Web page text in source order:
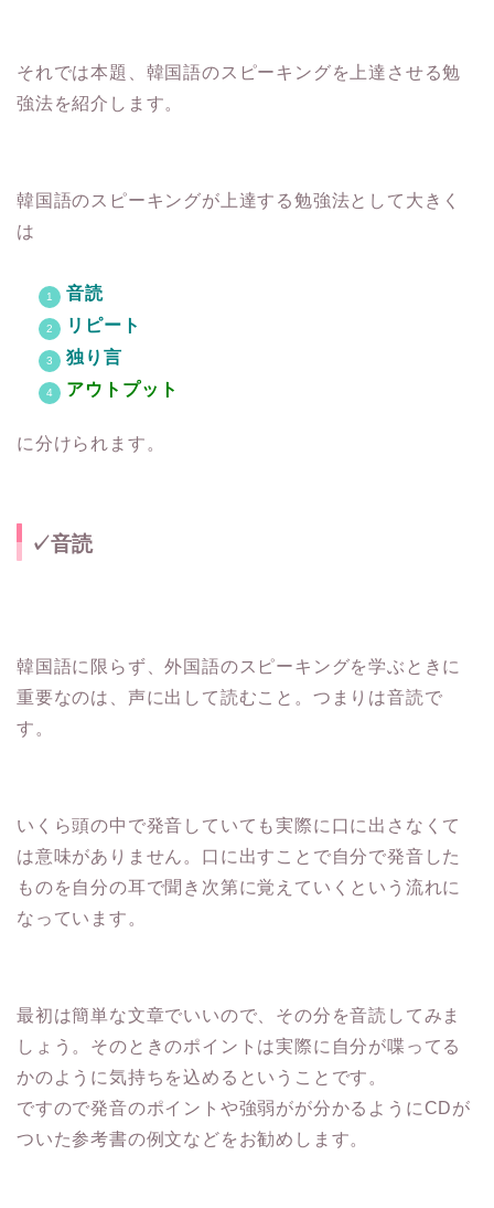
それでは本題、韓国語のスピーキングを上達させる勉
強法を紹介します。
韓国語のスピーキングが上達する勉強法として大きく
は
音読
リピート
独り言
アウトプット
に分けられます。
✓音読
韓国語に限らず、外国語のスピーキングを学ぶときに
重要なのは、声に出して読むこと。つまりは音読で
す。
いくら頭の中で発音していても実際に口に出さなくて
は意味がありません。口に出すことで自分で発音した
ものを自分の耳で聞き次第に覚えていくという流れに
なっています。
最初は簡単な文章でいいので、その分を音読してみま
しょう。そのときのポイントは実際に自分が喋ってる
かのように気持ちを込めるということです。
ですので発音のポイントや強弱がが分かるようにCDが
ついた参考書の例文などをお勧めします。